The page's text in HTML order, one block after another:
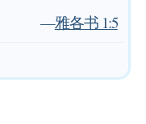
—雅各书 1:5